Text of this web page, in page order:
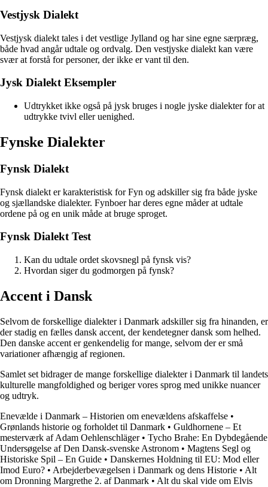
Vestjysk Dialekt
Vestjysk dialekt tales i det vestlige Jylland og har sine egne særpræg,
både hvad angår udtale og ordvalg. Den vestjyske dialekt kan være
svær at forstå for personer, der ikke er vant til den.
Jysk Dialekt Eksempler
Udtrykket ikke også på jysk bruges i nogle jyske dialekter for at
udtrykke tvivl eller uenighed.
Fynske Dialekter
Fynsk Dialekt
Fynsk dialekt er karakteristisk for Fyn og adskiller sig fra både jyske
og sjællandske dialekter. Fynboer har deres egne måder at udtale
ordene på og en unik måde at bruge sproget.
Fynsk Dialekt Test
Kan du udtale ordet skovsnegl på fynsk vis?
Hvordan siger du godmorgen på fynsk?
Accent i Dansk
Selvom de forskellige dialekter i Danmark adskiller sig fra hinanden, er
der stadig en fælles dansk accent, der kendetegner dansk som helhed.
Den danske accent er genkendelig for mange, selvom der er små
variationer afhængig af regionen.
Samlet set bidrager de mange forskellige dialekter i Danmark til landets
kulturelle mangfoldighed og beriger vores sprog med unikke nuancer
og udtryk.
Enevælde i Danmark – Historien om enevældens afskaffelse •
Grønlands historie og forholdet til Danmark • Guldhornene – Et
mesterværk af Adam Oehlenschläger• Tycho Brahe: En Dybdegående
Undersøgelse af Den Dansk-svenske Astronom • Magtens Segl og
Historiske Spil – En Guide • Danskernes Holdning til EU: Mod eller
Imod Euro? • Arbejderbevægelsen i Danmark og dens Historie • Alt
om Dronning Margrethe 2. af Danmark • Alt du skal vide om Elvis